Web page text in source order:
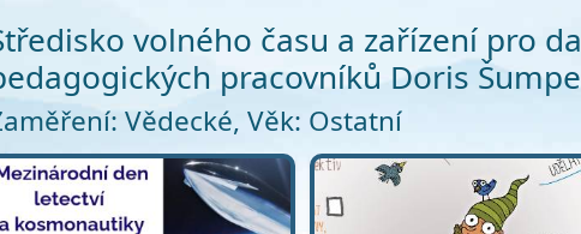
volného času a zařízení pro
pracovníků Doris
Vědecké, Věk: Ostatní